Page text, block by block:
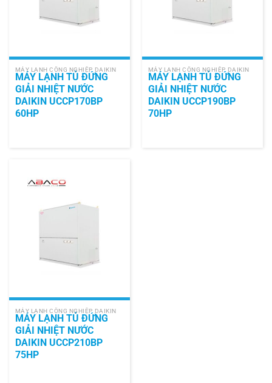
MÁY LẠNH CÔNG NGHIỆP DAIKIN
MÁY LẠNH TỦ ĐỨNG
GIẢI NHIỆT NƯỚC
DAIKIN UCCP170BP
60HP
MÁY LẠNH CÔNG NGHIỆP DAIKIN
MÁY LẠNH TỦ ĐỨNG
GIẢI NHIỆT NƯỚC
DAIKIN UCCP190BP
70HP
MÁY LẠNH CÔNG NGHIỆP DAIKIN
MÁY LẠNH TỦ ĐỨNG
GIẢI NHIỆT NƯỚC
DAIKIN UCCP210BP
75HP